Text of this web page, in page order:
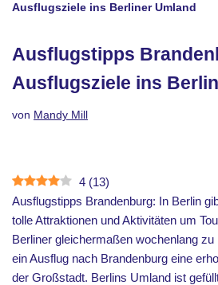
Ausflugsziele ins Berliner Umland
Ausflugstipps
Ausflugsziele ins
von Mandy Mill
4 (13)
Ausflugstipps Brandenburg: In Berlin
tolle Attraktionen und Aktivitäten um
Berliner gleichermaßen wochenlang
ein Ausflug nach Brandenburg eine
der Großstadt. Berlins Umland ist